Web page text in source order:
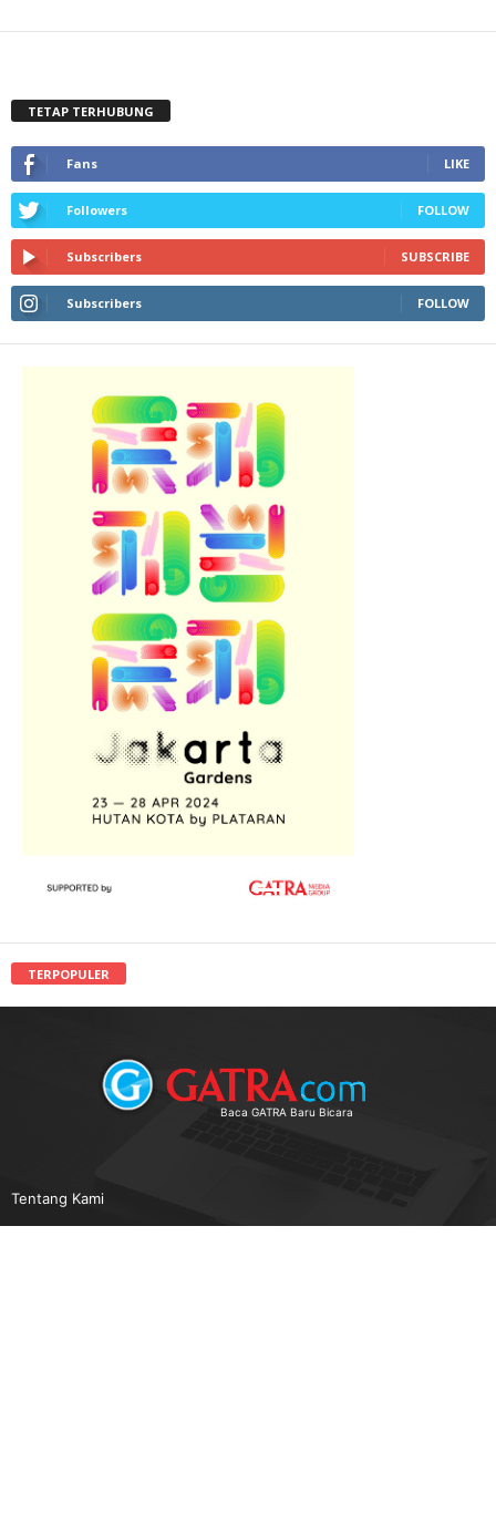
TETAP TERHUBUNG
Fans LIKE
Followers FOLLOW
Subscribers SUBSCRIBE
Subscribers FOLLOW
TERPOPULER
Baca GATRA Baru Bicara
Tentang Kami
Pedoman Media Siber